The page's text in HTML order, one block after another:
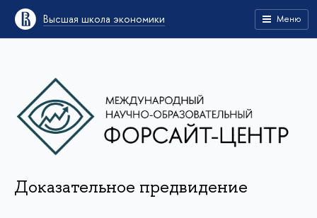
Высшая школа экономики Меню
Доказательное предвидение